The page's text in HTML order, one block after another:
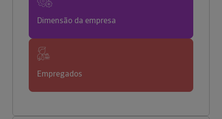
Dimensão da empresa
Empregados